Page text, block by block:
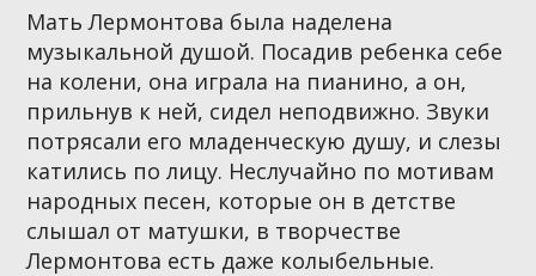
Мать Лермонтова была наделена
музыкальной душой. Посадив ребенка себе
на колени, она играла на пианино, а он,
прильнув к ней, сидел неподвижно. Звуки
потрясали его младенческую душу, и слезы
катились по лицу. Неслучайно по мотивам
народных песен, которые он в детстве
слышал от матушки, в творчестве
Лермонтова есть даже колыбельные.